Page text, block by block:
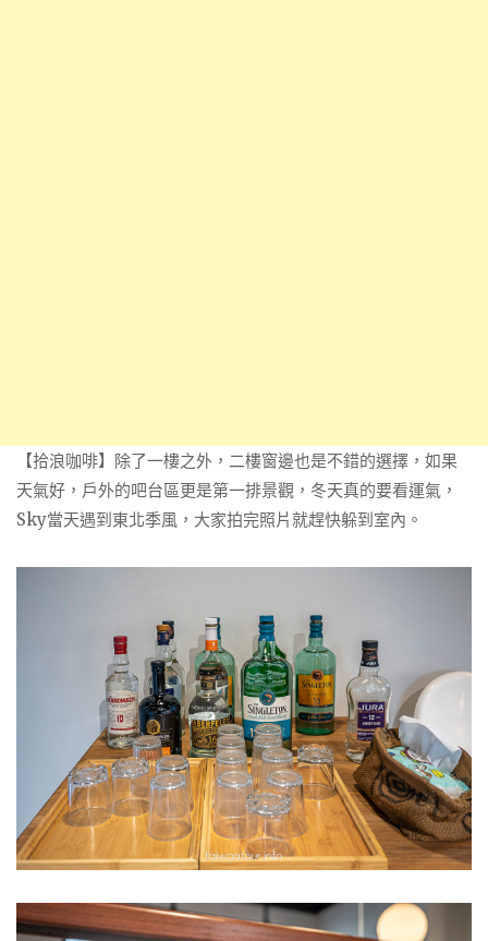
【拾浪咖啡】除了一樓之外，二樓窗邊也是不錯的選擇，如果
天氣好，戶外的吧台區更是第一排景觀，冬天真的要看運氣，
Sky當天遇到東北季風，大家拍完照片就趕快躲到室內。